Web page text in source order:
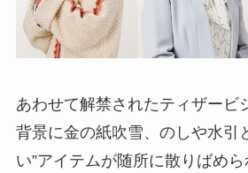
あわせて解禁されたティザービ
背景に金の紙吹雪、のしや水引
い”アイテムが随所に散りばめ